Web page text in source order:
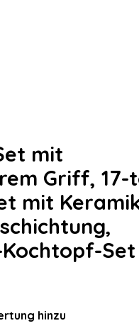
mit
Griff, 17-
mit
hinzu